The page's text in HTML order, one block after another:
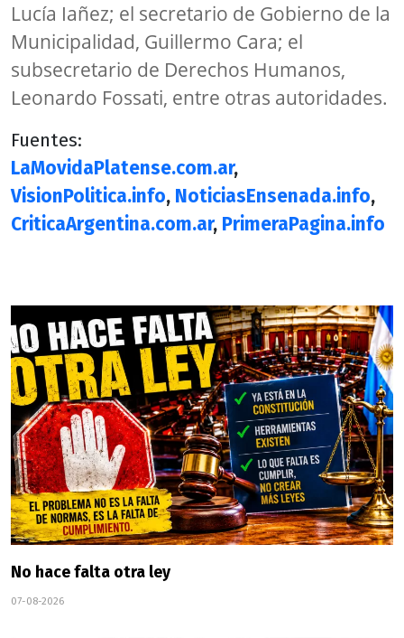
Lucía Iañez; el secretario de Gobierno de la
Municipalidad, Guillermo Cara; el
subsecretario de Derechos Humanos,
Leonardo Fossati, entre otras autoridades.
Fuentes:
LaMovidaPlatense.com.ar,
VisionPolitica.info, NoticiasEnsenada.info,
CriticaArgentina.com.ar, PrimeraPagina.info
No hace falta otra ley
07-08-2026